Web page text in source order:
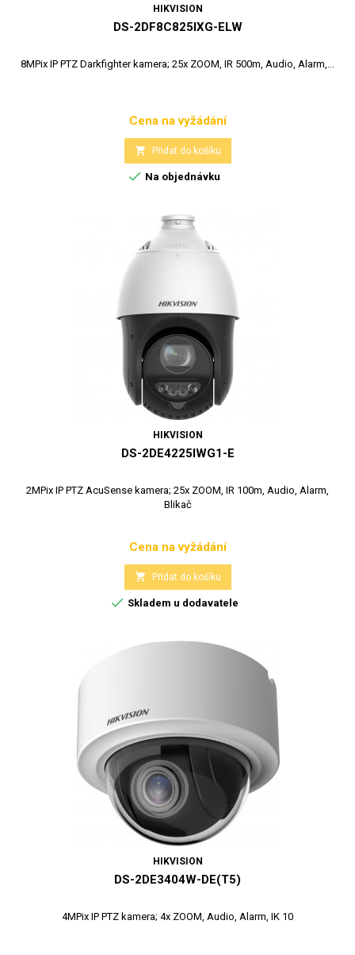
HIKVISION
DS-2DF8C825IXG-ELW
8MPix IP PTZ Darkfighter kamera; 25x ZOOM, IR 500m, Audio, Alarm,...
Cena
Cena na vyžádání
 Přidat do košíku
 Na objednávku
HIKVISION
DS-2DE4225IWG1-E
2MPix IP PTZ AcuSense kamera; 25x ZOOM, IR 100m, Audio, Alarm,
Blikač
Cena
Cena na vyžádání
 Přidat do košíku
 Skladem u dodavatele
HIKVISION
DS-2DE3404W-DE(T5)
4MPix IP PTZ kamera; 4x ZOOM, Audio, Alarm, IK 10